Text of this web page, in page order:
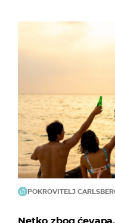
POKROVITELJ
Netko zbog